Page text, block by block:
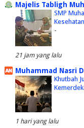
Majelis Tabligh
SMP
-
21 jam yang lalu
Muhammad Nasri
Khutbah
1 hari yang lalu